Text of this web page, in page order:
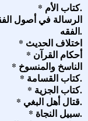
* كتاب الأم.
الفقه.
* اختلاف الحديث
* أحكام القرآن
* الناسخ والمنسوخ
* كتاب القسامة.
* كتاب الجزية.
* قتال أهل البغي.
* سبيل النجاة.